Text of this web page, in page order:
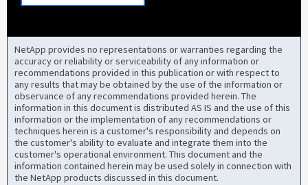
NetApp provides no representations or warranties regarding the
accuracy or reliability or serviceability of any information or
recommendations provided in this publication or with respect to
any results that may be obtained by the use of the information or
observance of any recommendations provided herein. The
information in this document is distributed AS IS and the use of this
information or the implementation of any recommendations or
techniques herein is a customer's responsibility and depends on
the customer's ability to evaluate and integrate them into the
customer's operational environment. This document and the
information contained herein may be used solely in connection with
the NetApp products discussed in this document.